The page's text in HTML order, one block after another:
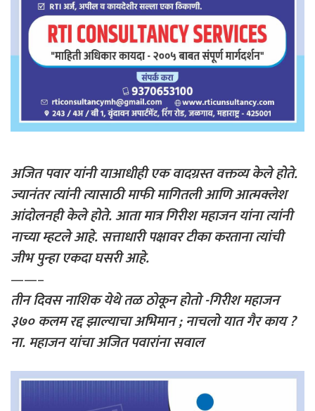
अजित पवार यांनी याआधीही एक वादग्रस्त वक्तव्य केले होते.
ज्यानंतर त्यांनी त्यासाठी माफी मागितली आणि आत्मक्लेश
आंदोलनही केले होते. आता मात्र गिरीश महाजन यांना त्यांनी
नाच्या म्हटले आहे. सत्ताधारी पक्षावर टीका करताना त्यांची
जीभ पुन्हा एकदा घसरी आहे.
——–
तीन दिवस नाशिक येथे तळ ठोकून होतो -गिरीश महाजन
३७० कलम रद्द झाल्याचा अभिमान ; नाचलो यात गैर काय ?
ना. महाजन यांचा अजित पवारांना सवाल